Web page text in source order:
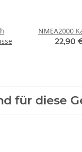
NMEA2000
22,90
für diese